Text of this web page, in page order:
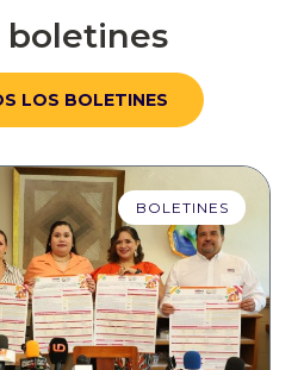
boletines
LOS BOLETINES
BOLETINES